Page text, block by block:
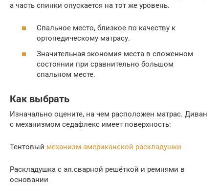
а часть спинки опускается на тот же уровень.
Спальное место, близкое по качеству к
ортопедическому матрасу.
Значительная экономия места в сложенном
состоянии при сравнительно большом
спальном месте.
Как выбрать
Изначально оцените, на чем расположен матрас. Диван
с механизмом седафлекс имеет поверхность:
Тентовый механизм американской раскладушки
Раскладушка с эл.сварной решёткой и ремнями в
основании